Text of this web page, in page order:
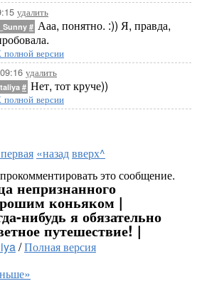
удалить
# Ааа, понятно. :)) Я, правда,
полной версии
удалить
# Нет, тот круче))
полной версии
«назадвверх^
это сообщение.
непризнанного
коньяком |
нибудь я обязательно
путешествие! |
/Полная версия